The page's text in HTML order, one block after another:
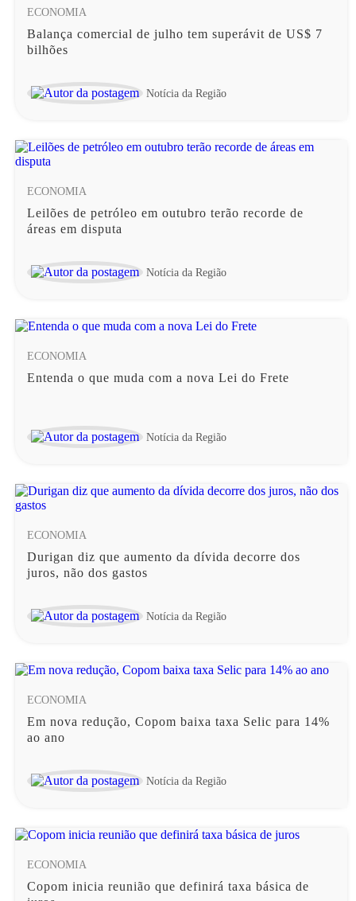
ECONOMIA
Balança comercial de julho tem superávit de US$ 7
bilhões
Notícia da Região
ECONOMIA
Leilões de petróleo em outubro terão recorde de
áreas em disputa
Notícia da Região
ECONOMIA
Entenda o que muda com a nova Lei do Frete
Notícia da Região
ECONOMIA
Durigan diz que aumento da dívida decorre dos
juros, não dos gastos
Notícia da Região
ECONOMIA
Em nova redução, Copom baixa taxa Selic para 14%
ao ano
Notícia da Região
ECONOMIA
Copom inicia reunião que definirá taxa básica de